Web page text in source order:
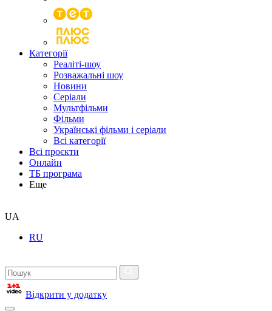
Категорії
Реаліті-шоу
Розважальні шоу
Новини
Серіали
Мультфільми
Фільми
Українські фільми і серіали
Всі категорії
Всі проєкти
Онлайн
ТБ програма
Еще
UA
RU
Відкрити у додатку